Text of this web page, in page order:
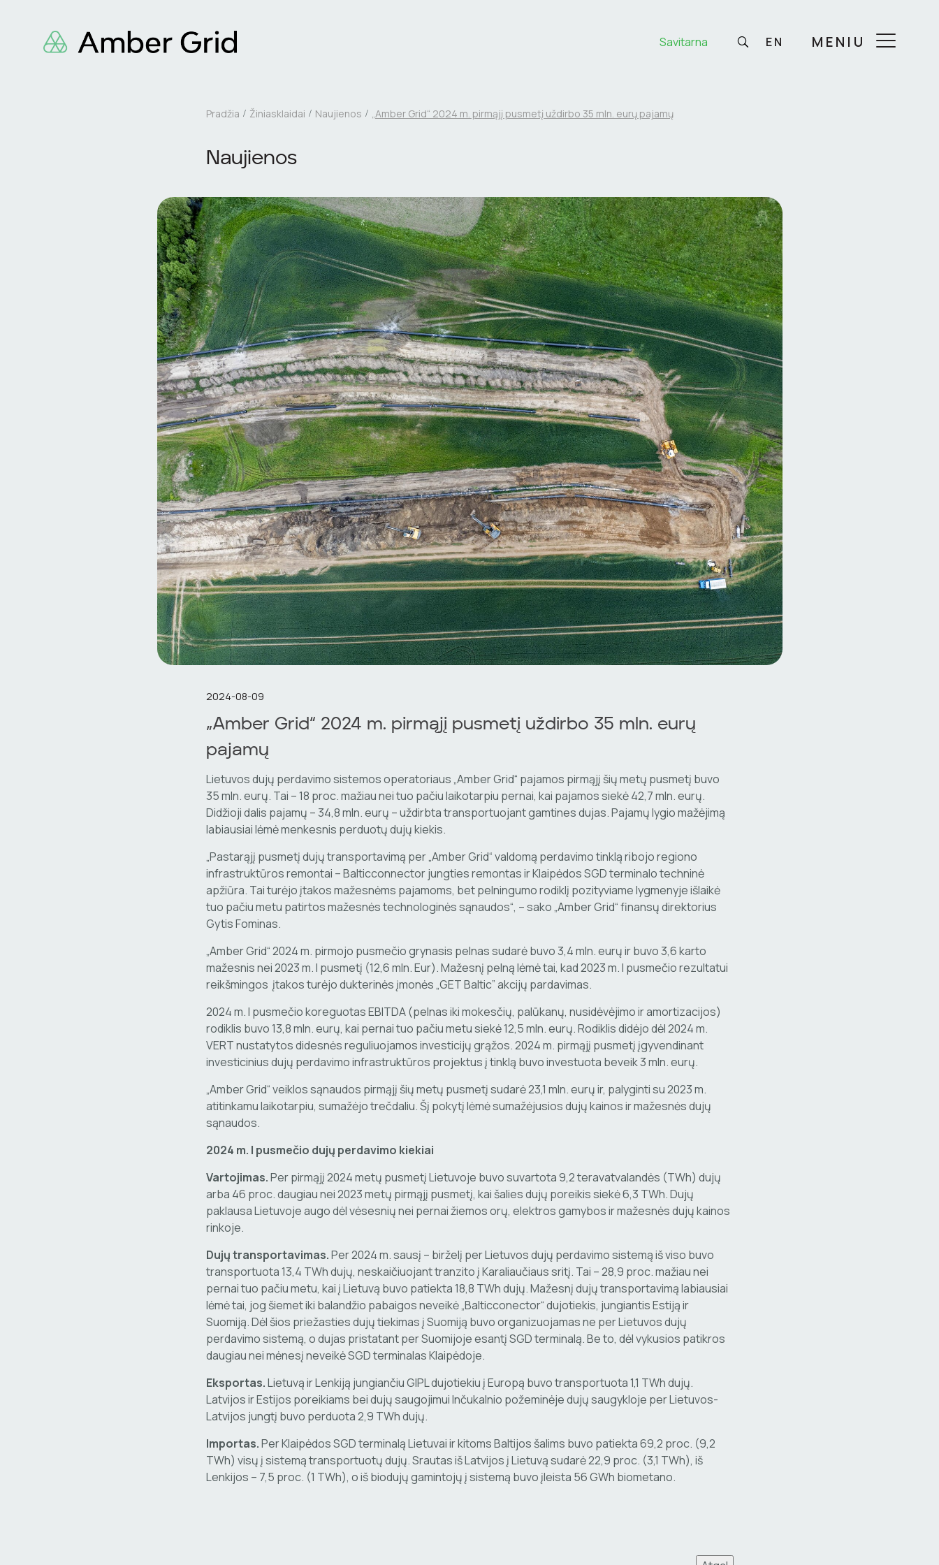
Savitarna EN MENIU
Pradžia Žiniasklaidai Naujienos „Amber Grid“ 2024 m. pirmąjį pusmetį uždirbo 35 mln. eurų pajamų
Naujienos
2024-08-09
„Amber Grid“ 2024 m. pirmąjį pusmetį uždirbo 35 mln. eurų
pajamų
Lietuvos dujų perdavimo sistemos operatoriaus „Amber Grid“ pajamos pirmąjį šių metų pusmetį buvo
35 mln. eurų. Tai – 18 proc. mažiau nei tuo pačiu laikotarpiu pernai, kai pajamos siekė 42,7 mln. eurų.
Didžioji dalis pajamų – 34,8 mln. eurų – uždirbta transportuojant gamtines dujas. Pajamų lygio mažėjimą
labiausiai lėmė menkesnis perduotų dujų kiekis.
„Pastarąjį pusmetį dujų transportavimą per „Amber Grid“ valdomą perdavimo tinklą ribojo regiono
infrastruktūros remontai – Balticconnector jungties remontas ir Klaipėdos SGD terminalo techninė
apžiūra. Tai turėjo įtakos mažesnėms pajamoms, bet pelningumo rodiklį pozityviame lygmenyje išlaikė
tuo pačiu metu patirtos mažesnės technologinės sąnaudos“, – sako „Amber Grid“ finansų direktorius
Gytis Fominas.
„Amber Grid“ 2024 m. pirmojo pusmečio grynasis pelnas sudarė buvo 3,4 mln. eurų ir buvo 3,6 karto
mažesnis nei 2023 m. I pusmetį (12,6 mln. Eur). Mažesnį pelną lėmė tai, kad 2023 m. I pusmečio rezultatui
reikšmingos įtakos turėjo dukterinės įmonės „GET Baltic” akcijų pardavimas.
2024 m. I pusmečio koreguotas EBITDA (pelnas iki mokesčių, palūkanų, nusidėvėjimo ir amortizacijos)
rodiklis buvo 13,8 mln. eurų, kai pernai tuo pačiu metu siekė 12,5 mln. eurų. Rodiklis didėjo dėl 2024 m.
VERT nustatytos didesnės reguliuojamos investicijų grąžos. 2024 m. pirmąjį pusmetį įgyvendinant
investicinius dujų perdavimo infrastruktūros projektus į tinklą buvo investuota beveik 3 mln. eurų.
„Amber Grid“ veiklos sąnaudos pirmąjį šių metų pusmetį sudarė 23,1 mln. eurų ir, palyginti su 2023 m.
atitinkamu laikotarpiu, sumažėjo trečdaliu. Šį pokytį lėmė sumažėjusios dujų kainos ir mažesnės dujų
sąnaudos.
2024 m. I pusmečio dujų perdavimo kiekiai
Vartojimas.Per pirmąjį 2024 metų pusmetį Lietuvoje buvo suvartota 9,2 teravatvalandės (TWh) dujų
arba 46 proc. daugiau nei 2023 metų pirmąjį pusmetį, kai šalies dujų poreikis siekė 6,3 TWh. Dujų
paklausa Lietuvoje augo dėl vėsesnių nei pernai žiemos orų, elektros gamybos ir mažesnės dujų kainos
rinkoje.
Dujų transportavimas.Per 2024 m. sausį – birželį per Lietuvos dujų perdavimo sistemą iš viso buvo
transportuota 13,4 TWh dujų, neskaičiuojant tranzito į Karaliaučiaus sritį. Tai – 28,9 proc. mažiau nei
pernai tuo pačiu metu, kai į Lietuvą buvo patiekta 18,8 TWh dujų. Mažesnį dujų transportavimą labiausiai
lėmė tai, jog šiemet iki balandžio pabaigos neveikė „Balticconector“ dujotiekis, jungiantis Estiją ir
Suomiją. Dėl šios priežasties dujų tiekimas į Suomiją buvo organizuojamas ne per Lietuvos dujų
perdavimo sistemą, o dujas pristatant per Suomijoje esantį SGD terminalą. Be to, dėl vykusios patikros
daugiau nei mėnesį neveikė SGD terminalas Klaipėdoje.
Eksportas.Lietuvą ir Lenkiją jungiančiu GIPL dujotiekiu į Europą buvo transportuota 1,1 TWh dujų.
Latvijos ir Estijos poreikiams bei dujų saugojimui Inčukalnio požeminėje dujų saugykloje per Lietuvos-
Latvijos jungtį buvo perduota 2,9 TWh dujų.
Importas.Per Klaipėdos SGD terminalą Lietuvai ir kitoms Baltijos šalims buvo patiekta 69,2 proc. (9,2
TWh) visų į sistemą transportuotų dujų. Srautas iš Latvijos į Lietuvą sudarė 22,9 proc. (3,1 TWh), iš
Lenkijos – 7,5 proc. (1 TWh), o iš biodujų gamintojų į sistemą buvo įleista 56 GWh biometano.